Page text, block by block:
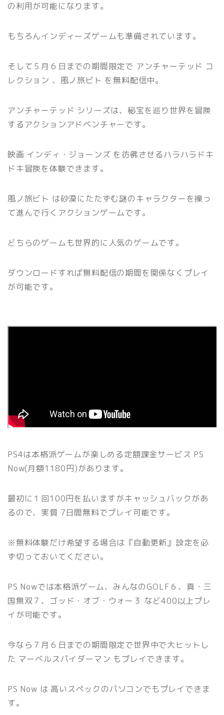
の利用が可能になります。
もちろんインディーズゲームも準備されています。
そして５月６日までの期間限定で アンチャーテッド コ
レクション 、風ノ旅ビト を無料配信中。
アンチャーテッド シリーズは、秘宝を巡り世界を冒険
するアクションアドベンチャーです。
映画 インディ・ジョーンズ を彷彿させるハラハラドキ
ドキ冒険を体験できます。
風ノ旅ビト は砂漠にたたずむ謎のキャラクターを操っ
て進んで行くアクションゲームです。
どちらのゲームも世界的に人気のゲームです。
ダウンロードすれば無料配信の期間を関係なくプレイ
が可能です。
PS4は本格派ゲームが楽しめる定額課金サービス PS
Now(月額1180円)があります。
最初に１回100円を払いますがキャッシュバックがあ
るので、実質 7日間無料でプレイ可能です。
※無料体験だけ希望する場合は『自動更新』設定を必
ず切っておいてください。
PS Nowでは本格派ゲーム、みんなのGOLF６、真・三
国無双７、ゴッド・オブ・ウォー３ など400以上プレ
イが可能です。
今なら７月６日までの期間限定で世界中で大ヒットし
た マーベルスパイダーマン もプレイできます。
PS Now は 高いスペックのパソコンでもプレイできま
す。